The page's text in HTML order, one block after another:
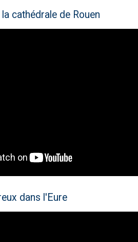
cathédrale de Rouen
dans l'Eure